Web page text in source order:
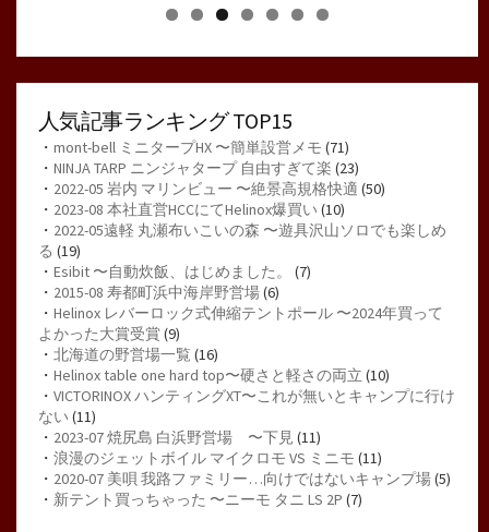
人気記事ランキング TOP15
・ mont-bell ミニタープHX 〜簡単設営メモ (71)
・ NINJA TARP ニンジャタープ 自由すぎて楽 (23)
・ 2022-05 岩内 マリンビュー 〜絶景高規格快適 (50)
・ 2023-08 本社直営HCCにてHelinox爆買い (10)
・ 2022-05遠軽 丸瀬布いこいの森 〜遊具沢山ソロでも楽しめ
る (19)
・ Esibit 〜自動炊飯、はじめました。
(7)
・ 2015-08 寿都町浜中海岸野営場(6)
・ Helinox レバーロック式伸縮テントポール 〜2024年買って
よかった大賞受賞(9)
・ 北海道の野営場一覧 (16)
・ Helinox table one hard top〜硬さと軽さの両立 (10)
・ VICTORINOX ハンティングXT〜これが無いとキャンプに行け
ない (11)
・ 2023-07 焼尻島 白浜野営場 〜下見 (11)
・ 浪漫のジェットボイル マイクロモ VS ミニモ (11)
・ 2020-07 美唄 我路ファミリー…向けではないキャンプ場(5)
・ 新テント買っちゃった 〜ニーモ タニ LS 2P (7)